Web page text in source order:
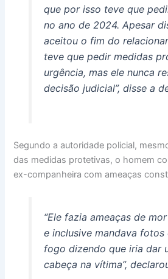
que por isso teve que
no ano de 2024. Apesar
aceitou o fim do
teve que pedir medidas
urgência, mas ele nunca
decisão judicial”, disse a
Segundo a autoridade policial,
das medidas protetivas, o homem
ex-companheira com ameaças
“Ele fazia ameaças de
e inclusive mandava fotos
fogo dizendo que iria dar
cabeça na vítima”,